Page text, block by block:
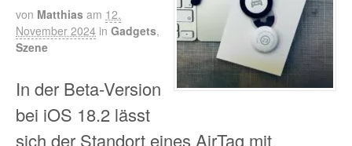
von Matthias am 12.
November 2024 in Gadgets,
Szene
In der Beta-Version
bei iOS 18.2 lässt
sich der Standort eines AirTag mit